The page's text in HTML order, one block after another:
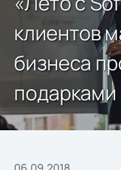
клиентов
бизнеса
подарками